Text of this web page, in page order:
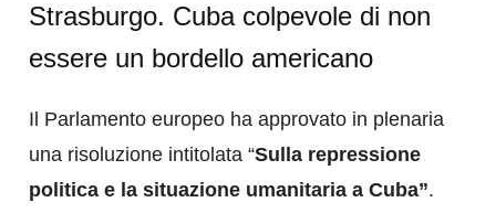
Strasburgo. Cuba colpevole di non
essere un bordello americano
Il Parlamento europeo ha approvato in plenaria
una risoluzione intitolata “Sulla repressione
politica e la situazione umanitaria a Cuba”.